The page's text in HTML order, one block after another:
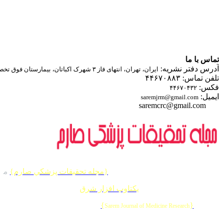
تماس با ما
آدرس دفتر نشریه: ایران، تهران، انتهای فاز ۳ شهرک اکباتان، بیمارستان فوق تخصصی صارم
تلفن تماس: ۴۴۶۷۰۸۸۳
فکس: ۴۴۶۷۰۴۳۲
ایمیل: saremjrm@gmail.com
saremcrc@gmail.com
{مجله تحقيقات پزشكي صارم} م
یکتاوب افزار شرق
{Sarem Journal of Medicine Research}